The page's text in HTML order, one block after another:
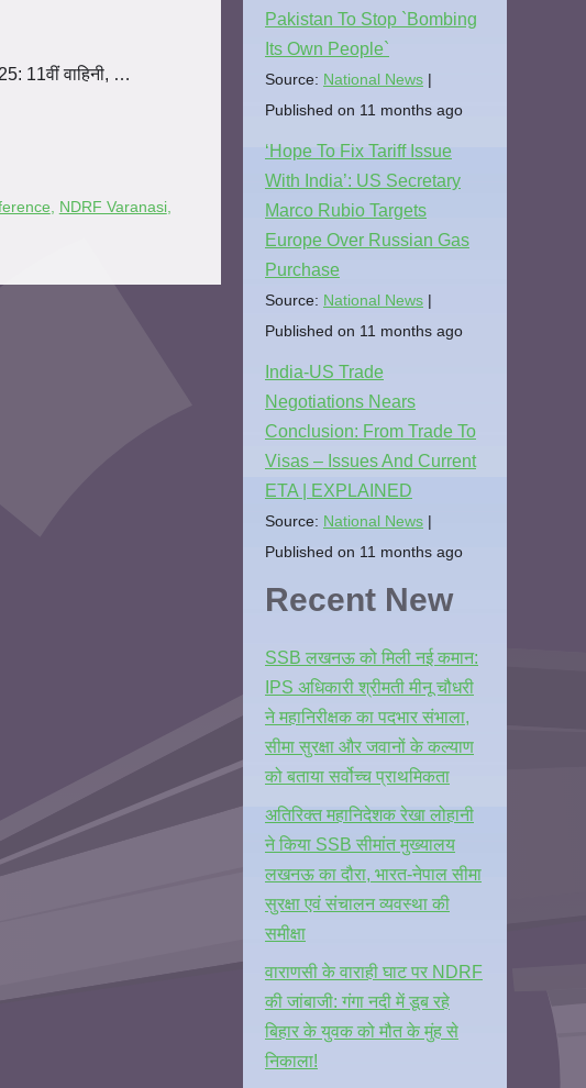
11वीं वाहिनी, …
NDRF Varanasi,
Pakistan To Stop `Bombing
Its Own People`
Source: National News
Published on 11 months ago
‘Hope To Fix Tariff Issue
With India’: US Secretary
Marco Rubio Targets
Europe Over Russian Gas
Purchase
Source: National News
Published on 11 months ago
India-US Trade
Negotiations Nears
Conclusion: From Trade To
Visas – Issues And Current
ETA | EXPLAINED
Source: National News
Published on 11 months ago
Recent New
SSB लखनऊ को मिली नई कमान:
IPS अधिकारी श्रीमती मीनू चौधरी
ने महानिरीक्षक का पदभार संभाला,
सीमा सुरक्षा और जवानों के कल्याण
को बताया सर्वोच्च प्राथमिकता
अतिरिक्त महानिदेशक रेखा लोहानी
ने किया SSB सीमांत मुख्यालय
लखनऊ का दौरा, भारत-नेपाल सीमा
सुरक्षा एवं संचालन व्यवस्था की
समीक्षा
वाराणसी के वाराही घाट पर NDRF
की जांबाजी: गंगा नदी में डूब रहे
बिहार के युवक को मौत के मुंह से
निकाला!